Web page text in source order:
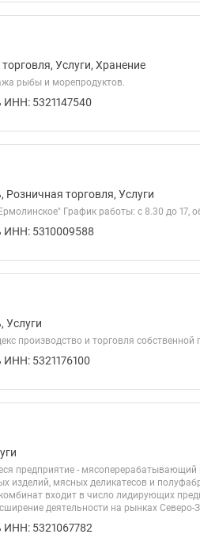
Услуги, Хранение
рыбы и морепродуктов.
ИНН: 5321147540
торговля, Услуги
График работы: с 8.30 до 17,
ИНН: 5310009588
Услуги
производство и торговля собственной
ИНН: 5321176100
предприятие -
изделий, мясных деликатесов и
входит в число лидирующих
деятельности на рынках Северо-
ИНН: 5321067782